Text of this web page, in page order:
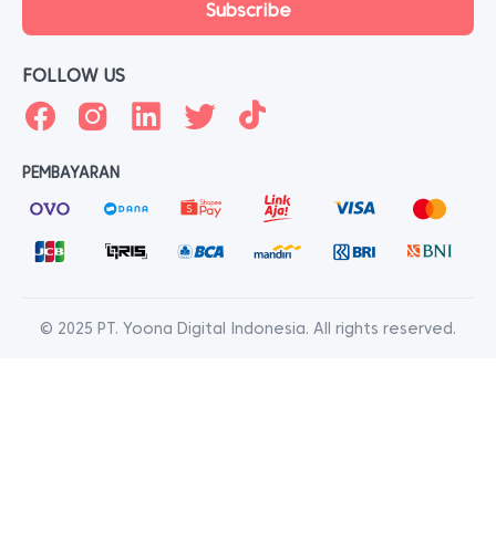
FOLLOW US
PEMBAYARAN
© 2025 PT. Yoona Digital Indonesia. All rights reserved.